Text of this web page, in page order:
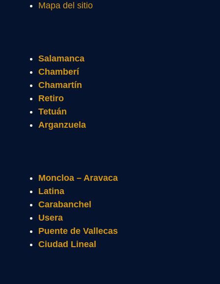
Mapa del sitio
Salamanca
Chamberí
Chamartín
Retiro
Tetuán
Arganzuela
Moncloa – Aravaca
Latina
Carabanchel
Usera
Puente de Vallecas
Ciudad Lineal